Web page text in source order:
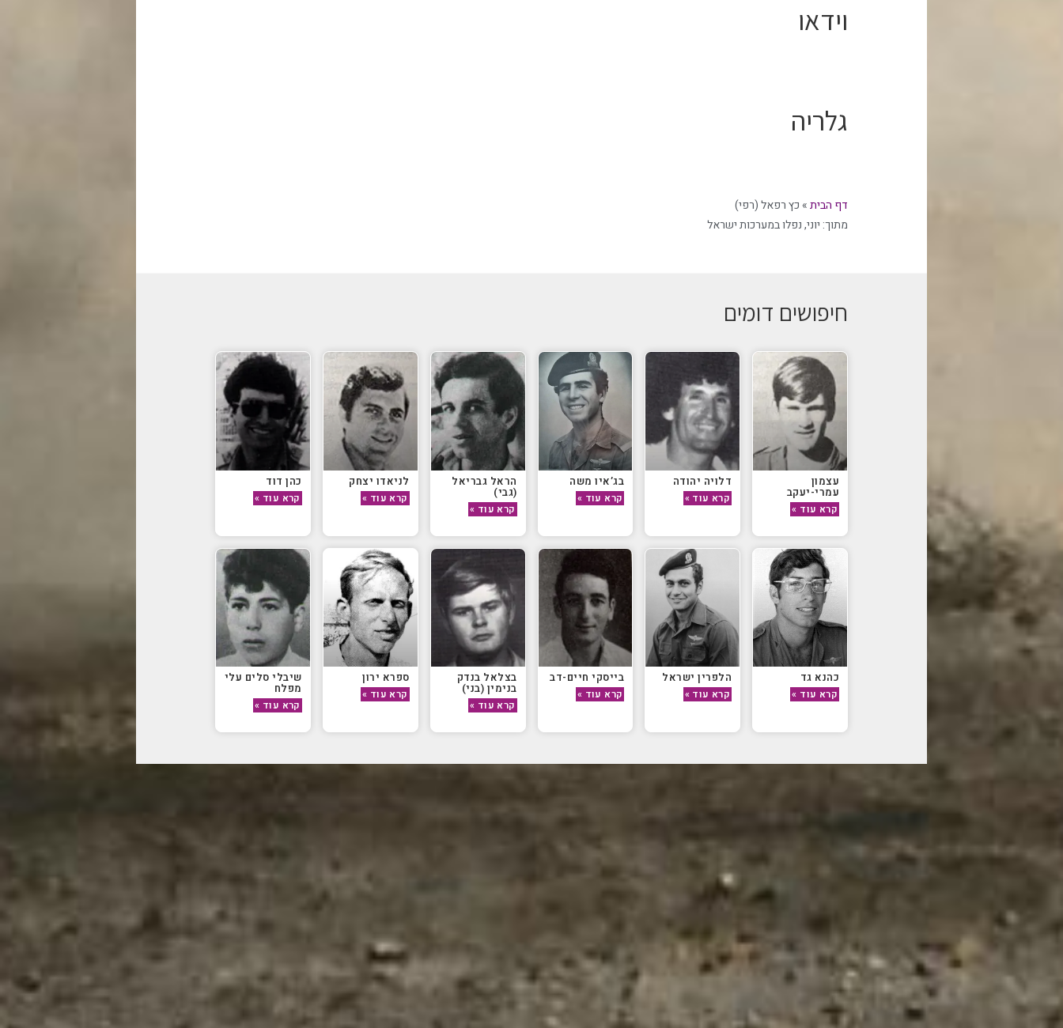
וידאו
גלריה
דף הבית» כץ רפאל (רפי)
מתוך: יוני,נפלו במערכות ישראל
חיפושים דומים
עצמון
עמרי-יעקב
קרא עוד »
דלויה יהודה
קרא עוד »
בג’איו משה
קרא עוד »
הראל גבריאל
(גבי)
קרא עוד »
לניאדו יצחק
קרא עוד »
כהן דוד
קרא עוד »
כהנא גד
קרא עוד »
הלפרין ישראל
קרא עוד »
בייסקי חיים-דב
קרא עוד »
בצלאל בנדק
בנימין (בני)
קרא עוד »
ספרא ירון
קרא עוד »
שיבלי סלים עלי
מפלח
קרא עוד »